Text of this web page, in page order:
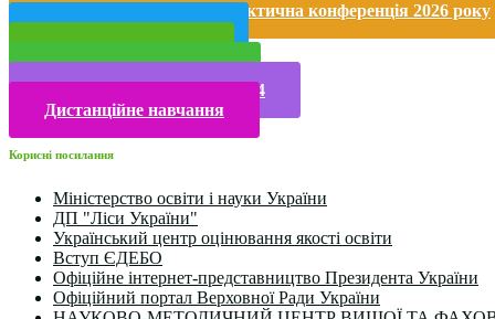
Міжнародна науково-практична конференція 2026 року
Конкурси та олімпіади 2024
Дистанційне навчання
Корисні посилання
Міністерство освіти і науки України
ДП "Ліси України"
Український центр оцінювання якості освіти
Вступ ЄДЕБО
Офіційне інтернет-представництво Президента України
Офіційний портал Верховної Ради України